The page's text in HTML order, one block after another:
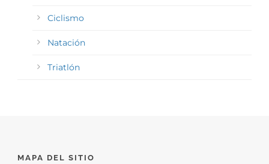
Ciclismo
Natación
Triatlón
MAPA DEL SITIO